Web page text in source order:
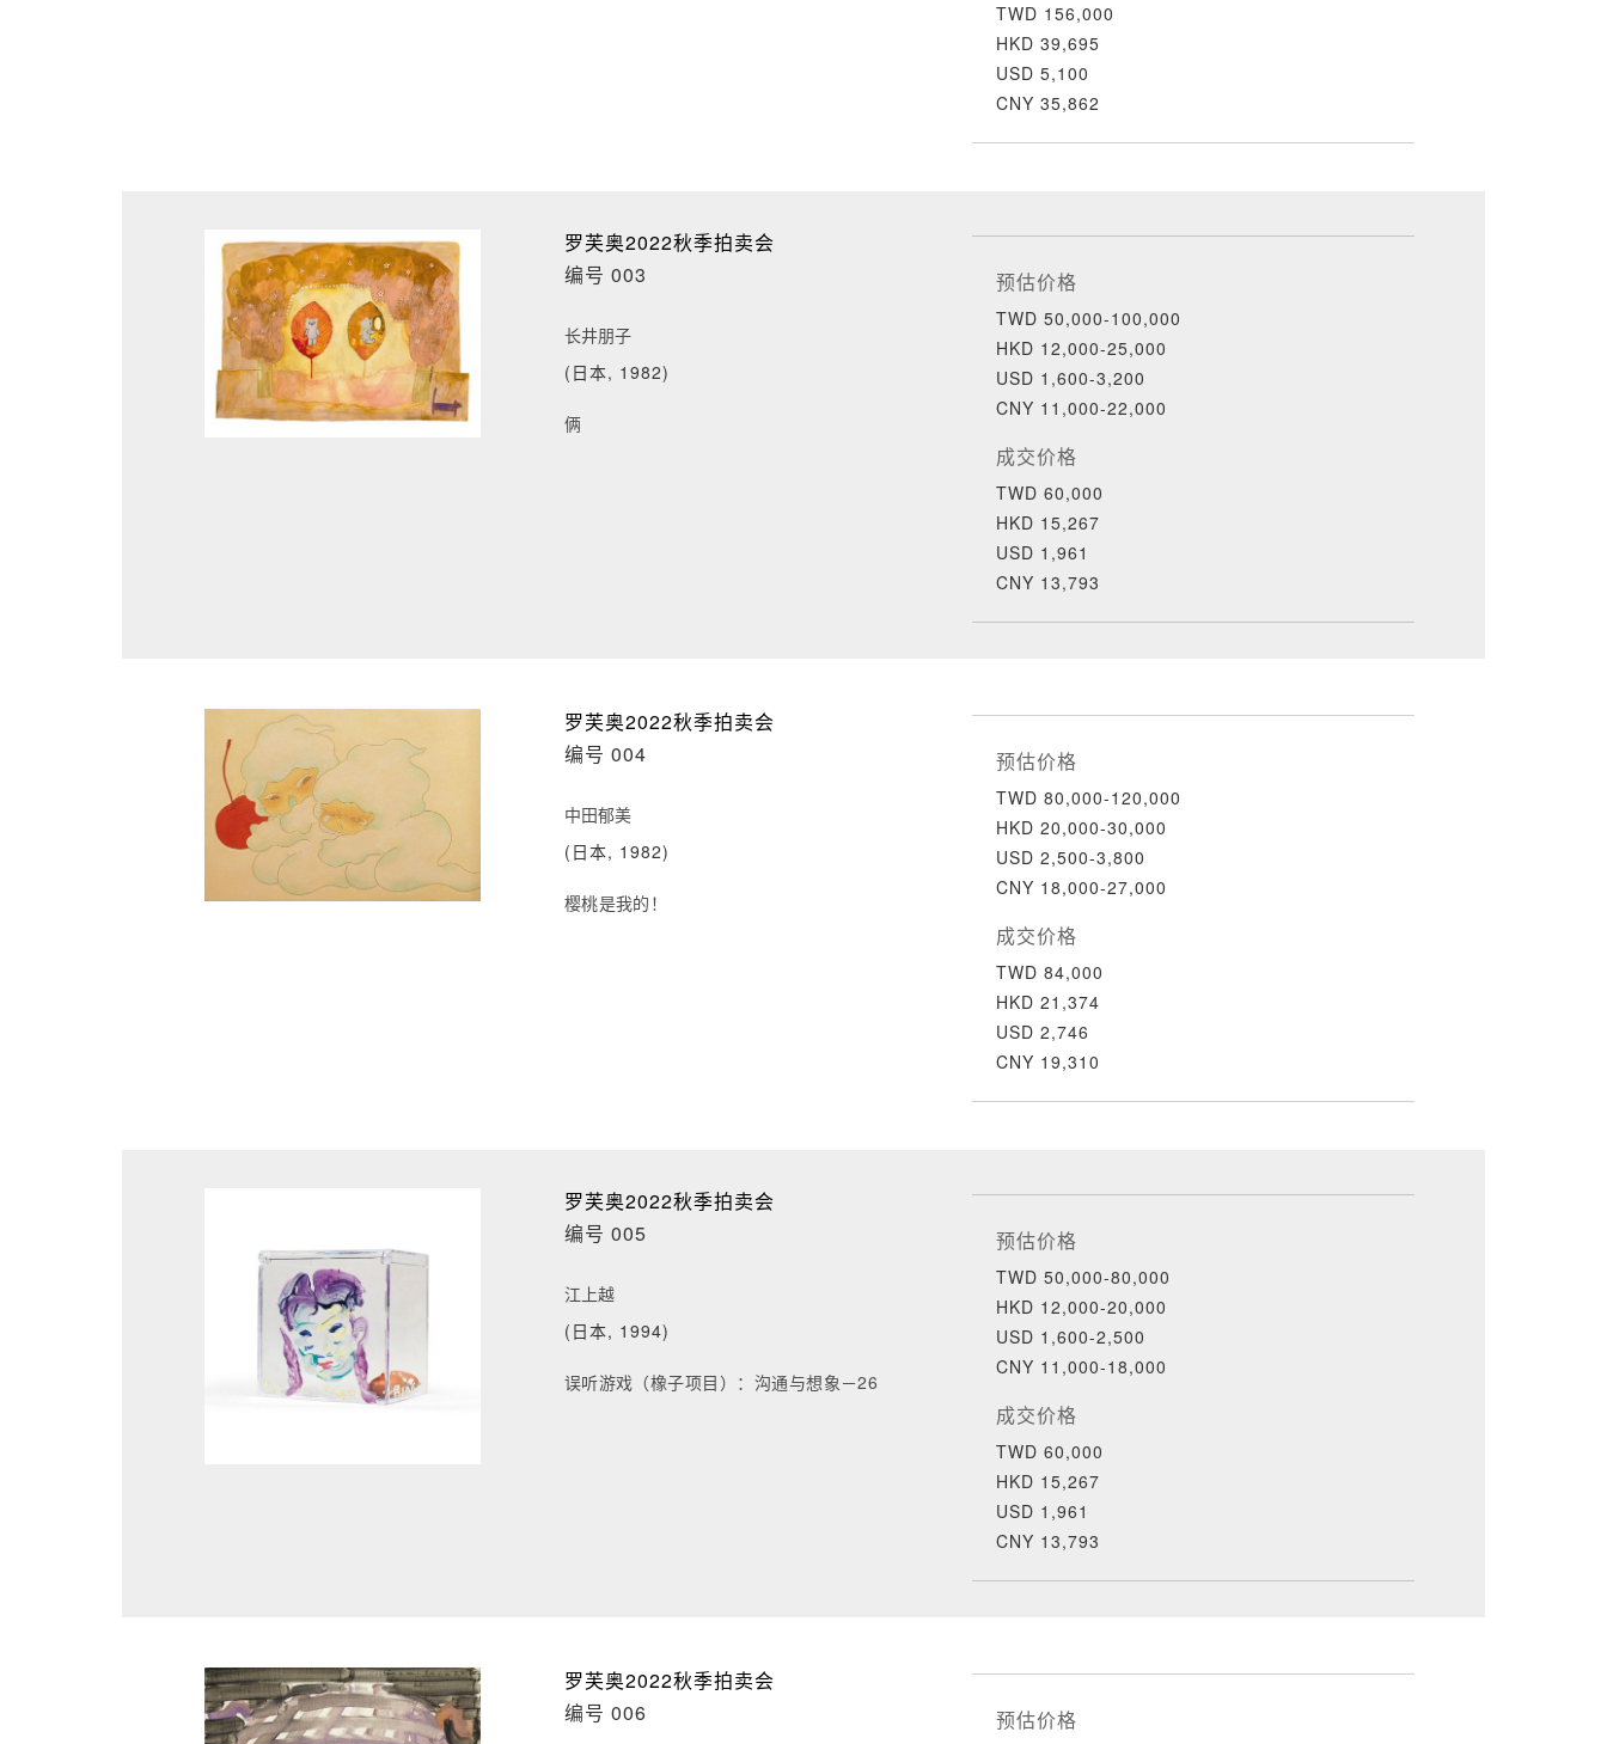
TWD 156,000
HKD 39,695
USD 5,100
CNY 35,862
罗芙奥2022秋季拍卖会
编号 003
长井朋子
(日本, 1982)
俩
预估价格
TWD 50,000-100,000
HKD 12,000-25,000
USD 1,600-3,200
CNY 11,000-22,000
成交价格
TWD 60,000
HKD 15,267
USD 1,961
CNY 13,793
罗芙奥2022秋季拍卖会
编号 004
中田郁美
(日本, 1982)
樱桃是我的！
预估价格
TWD 80,000-120,000
HKD 20,000-30,000
USD 2,500-3,800
CNY 18,000-27,000
成交价格
TWD 84,000
HKD 21,374
USD 2,746
CNY 19,310
罗芙奥2022秋季拍卖会
编号 005
江上越
(日本, 1994)
误听游戏（橡子项目）：沟通与想象－26
预估价格
TWD 50,000-80,000
HKD 12,000-20,000
USD 1,600-2,500
CNY 11,000-18,000
成交价格
TWD 60,000
HKD 15,267
USD 1,961
CNY 13,793
罗芙奥2022秋季拍卖会
编号 006
预估价格